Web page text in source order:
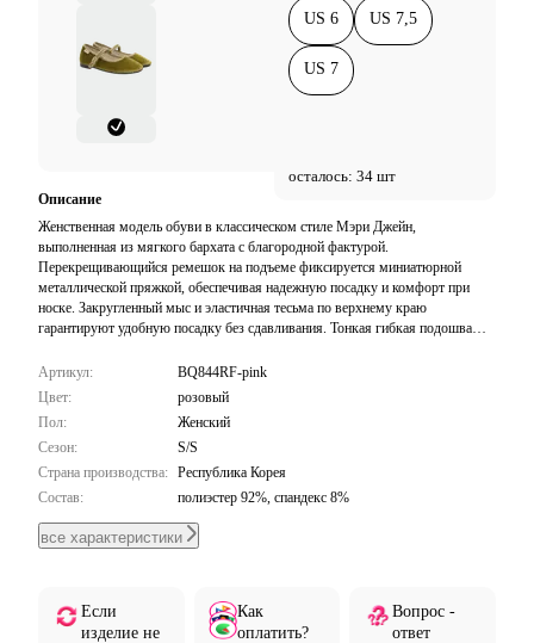
US 6 US 7,5
US 7
осталось: 34 шт
Описание
Женственная модель обуви в классическом стиле Мэри Джейн,
выполненная из мягкого бархата с благородной фактурой.
Перекрещивающийся ремешок на подъеме фиксируется миниатюрной
металлической пряжкой, обеспечивая надежную посадку и комфорт при
носке. Закругленный мыс и эластичная тесьма по верхнему краю
гарантируют удобную посадку без сдавливания. Тонкая гибкая подошва
части расположена фирменная бирка с логотипом бренда. Универсальная
обувь на плоском ходу, которая станет изящным дополнением как
повседневных, так и более нарядных образов в сочетании с платьями,
юбками или укороченными брюками.
Артикул:
BQ844RF-pink
Цвет:
розовый
Пол:
Женский
Сезон:
S/S
Страна производства: Республика Корея
Состав:
полиэстер 92%, спандекс 8%
все характеристики
Если
изделие не
Как
оплатить?
Вопрос -
ответ